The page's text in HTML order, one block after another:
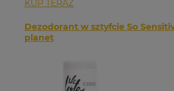
KUP TERAZ
Dezodorant w sztyfcie So
planet